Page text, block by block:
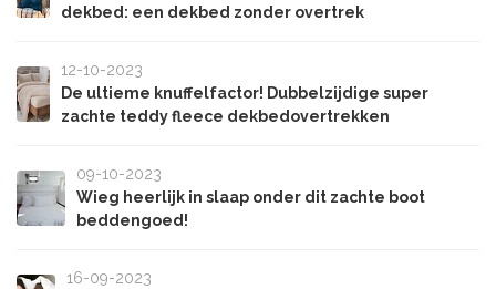
dekbed: een dekbed zonder overtrek
12-10-2023
De ultieme knuffelfactor! Dubbelzijdige super
zachte teddy fleece dekbedovertrekken
09-10-2023
Wieg heerlijk in slaap onder dit zachte boot
beddengoed!
16-09-2023